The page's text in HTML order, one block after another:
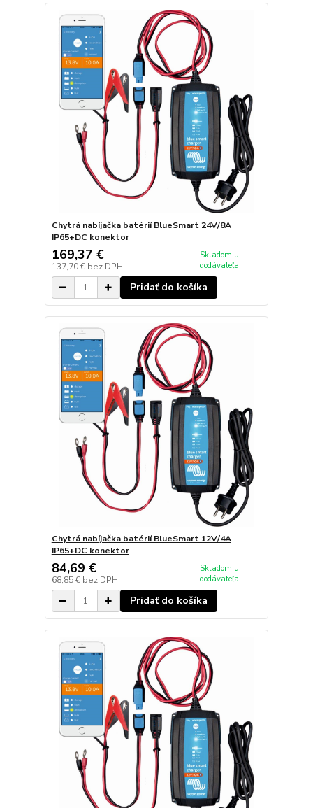
Chytrá nabíjačka batérií BlueSmart 24V/8A
IP65+DC konektor
169,37 €
137,70 € bez DPH
Skladom u
dodávateľa
Pridať do košíka
Chytrá nabíjačka batérií BlueSmart 12V/4A
IP65+DC konektor
84,69 €
68,85 € bez DPH
Skladom u
dodávateľa
Pridať do košíka